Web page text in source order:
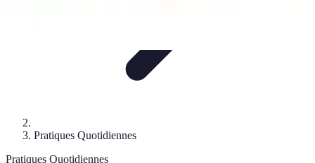
Pratiques Quotidiennes
Pratiques Quotidiennes